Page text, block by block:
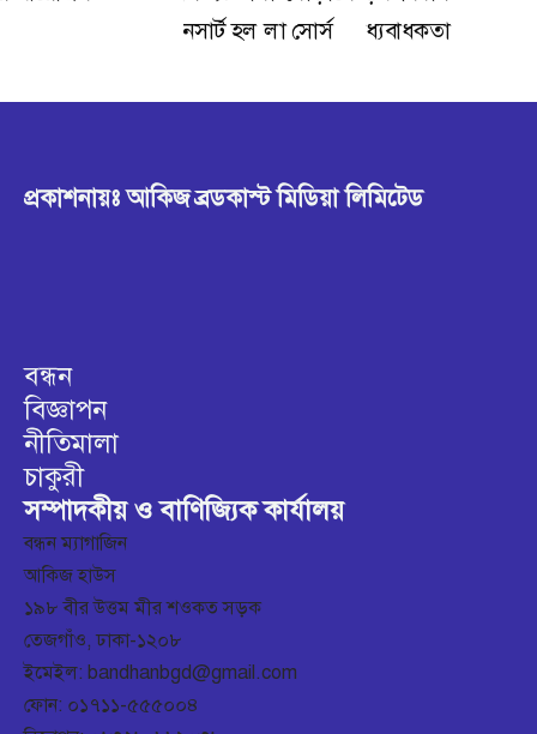
প্রকাশনায়ঃ আকিজ ব্রডকাস্ট মিডিয়া লিমিটেড
বন্ধন
বিজ্ঞাপন
নীতিমালা
চাকুরী
সম্পাদকীয় ও বাণিজ্যিক কার্যালয়
বন্ধন ম্যাগাজিন
আকিজ হাউস
১৯৮ বীর উত্তম মীর শওকত সড়ক
তেজগাঁও, ঢাকা-১২০৮
ইমেইল: bandhanbgd@gmail.com
ফোন: ০১৭১১-৫৫৫০০৪